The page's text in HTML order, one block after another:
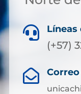
 Líneas
(+57)
